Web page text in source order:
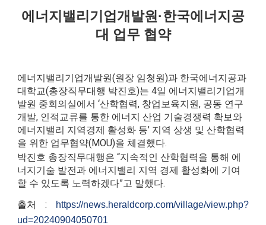
에너지밸리기업개발원·한국에너지공
대 업무 협약
에너지밸리기업개발원(원장 임청원)과 한국에너지공과
대학교(총장직무대행 박진호)는 4일 에너지밸리기업개
발원 중회의실에서 ‘산학협력, 창업보육지원, 공동 연구
개발, 인적교류를 통한 에너지 산업 기술경쟁력 확보와
에너지밸리 지역경제 활성화 등’ 지역 상생 및 산학협력
을 위한 업무협약(MOU)을 체결했다.
박진호 총장직무대행은 “지속적인 산학협력을 통해 에
너지기술 발전과 에너지밸리 지역 경제 활성화에 기여
할 수 있도록 노력하겠다”고 말했다.
출처 :
https://news.heraldcorp.com/village/view.php?
ud=20240904050701